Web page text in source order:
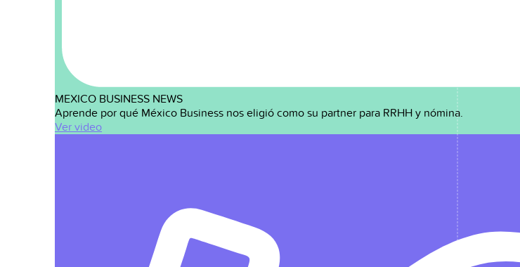
MEXICO BUSINESS NEWS
Aprende por qué México Business nos eligió como su partner para RRHH y nómina.
Ver video